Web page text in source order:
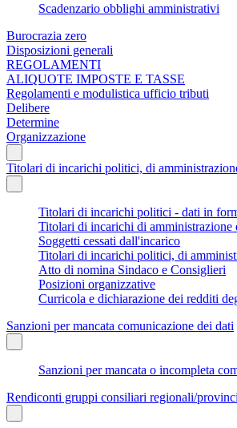
Scadenzario obblighi amministrativi
Burocrazia zero
Disposizioni generali
REGOLAMENTI
ALIQUOTE IMPOSTE E TASSE
Regolamenti e modulistica ufficio tributi
Delibere
Determine
Organizzazione
Titolari di incarichi politici, di
Titolari di incarichi politici - dati in
Titolari di incarichi di
Soggetti cessati dall'incarico
Titolari di incarichi politici, di
Atto di nomina Sindaco e Consiglieri
Posizioni organizzative
Curricola e dichiarazione dei redditi
Sanzioni per mancata comunicazione dei dati
Sanzioni per mancata o incompleta
Rendiconti gruppi consiliari regionali/